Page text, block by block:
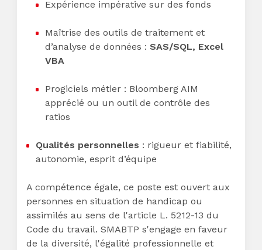
Expérience impérative sur des fonds
Maîtrise des outils de traitement et
d’analyse de données : SAS/SQL, Excel
VBA
Progiciels métier : Bloomberg AIM
apprécié ou un outil de contrôle des
ratios
Qualités personnelles : rigueur et fiabilité,
autonomie, esprit d’équipe
A compétence égale, ce poste est ouvert aux
personnes en situation de handicap ou
assimilés au sens de l'article L. 5212-13 du
Code du travail. SMABTP s'engage en faveur
de la diversité, l'égalité professionnelle et